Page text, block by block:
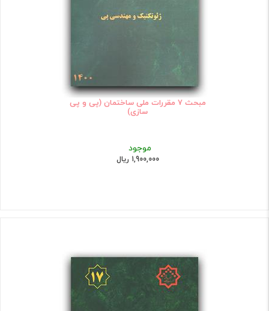
مبحث 7 مقررات ملی ساختمان (پی و پی
سازی)
موجود
1,900,000 ریال